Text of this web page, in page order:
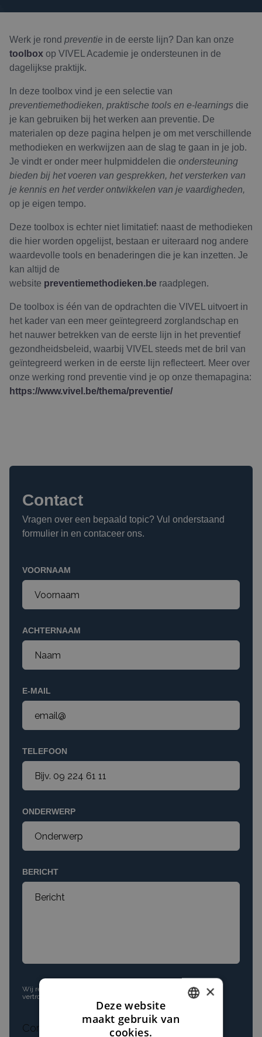
Werk je rond preventie in de eerste lijn? Dan kan onze
toolbox op VIVEL Academie je ondersteunen in de
dagelijkse praktijk.
In deze toolbox vind je een selectie van
preventiemethodieken, praktische tools en e-learnings die
je kan gebruiken bij het werken aan preventie. De
materialen op deze pagina helpen je om met verschillende
methodieken en werkwijzen aan de slag te gaan in je job.
Je vindt er onder meer hulpmiddelen die ondersteuning
bieden bij het voeren van gesprekken, het versterken van
je kennis en het verder ontwikkelen van je vaardigheden,
op je eigen tempo.
Deze toolbox is echter niet limitatief: naast de methodieken
die hier worden opgelijst, bestaan er uiteraard nog andere
waardevolle tools en benaderingen die je kan inzetten. Je
kan altijd de
website preventiemethodieken.be raadplegen.
De toolbox is één van de opdrachten die VIVEL uitvoert in
het kader van een meer geïntegreerd zorglandschap en
het nauwer betrekken van de eerste lijn in het preventief
gezondheidsbeleid, waarbij VIVEL steeds met de bril van
geïntegreerd werken in de eerste lijn reflecteert. Meer over
onze werking rond preventie vind je op onze themapagina:
https://www.vivel.be/thema/preventie/
Contact
Vragen over een bepaald topic? Vul onderstaand
formulier in en contaceer ons.
VOORNAAM
ACHTERNAAM
E-MAIL
TELEFOON
ONDERWERP
BERICHT
Wij respecteren
. Jouw gegevens worden altijd
vertrouwelijk behandeld.
Comment DUTCH
×
Deze website
maakt gebruik van
cookies.